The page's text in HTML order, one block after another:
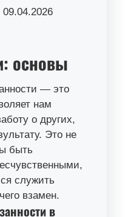
09.04.2026
основы
— это
нам
о других,
Это не
быть
служить
взамен.
в